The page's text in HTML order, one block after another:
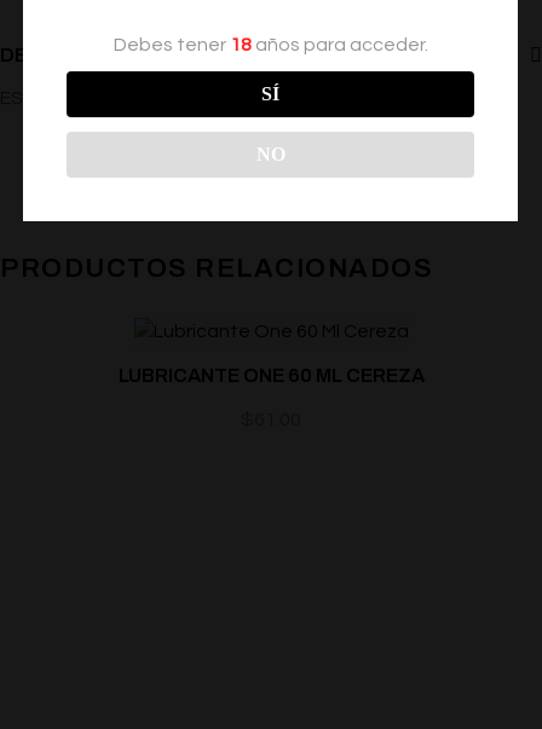
DESCRIPCIÓN
ESTRECHADOR VAGINAL SABOR CEREZA
PRODUCTOS RELACIONADOS
LUBRICANTE ONE 60 ML CEREZA
Debes tener 18años para acceder.
SÍ
NO